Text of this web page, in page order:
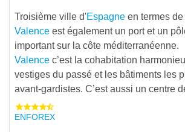
Troisième ville d'Espagne en termes
Valence est également un port et un
important sur la côte méditerranéenne.
Valence c’est la cohabitation
vestiges du passé et les bâtiments les
avant-gardistes. C’est aussi un centre
ENFOREX